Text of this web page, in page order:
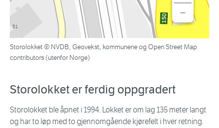
−
Storolokket © NVDB, Geovekst, kommunene og Open Street Map
contributors (utenfor Norge)
Storolokket er ferdig oppgradert
Storolokket ble åpnet i 1994. Lokket er om lag 135 meter langt
og har to løp med to gjennomgående kjørefelt i hver retning.